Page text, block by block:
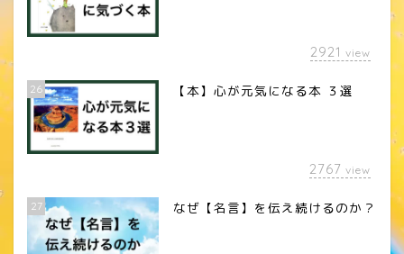
2921 view
26 【本】心が元気になる本 ３選
2767 view
27 なぜ【名言】を伝え続けるのか？